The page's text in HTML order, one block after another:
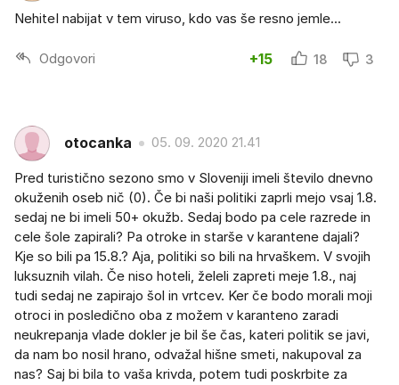
NehiteI nabijat v tem viruso, kdo vas še resno jemle...
Odgovori +15 18 3
otocanka 05. 09. 2020 21.41
Pred turistično sezono smo v Sloveniji imeli število dnevno
okuženih oseb nič (0). Če bi naši politiki zaprli mejo vsaj 1.8.
sedaj ne bi imeli 50+ okužb. Sedaj bodo pa cele razrede in
cele šole zapirali? Pa otroke in starše v karantene dajali?
Kje so bili pa 15.8.? Aja, politiki so bili na hrvaškem. V svojih
luksuznih vilah. Če niso hoteli, želeli zapreti meje 1.8., naj
tudi sedaj ne zapirajo šol in vrtcev. Ker če bodo morali moji
otroci in posledično oba z možem v karanteno zaradi
neukrepanja vlade dokler je bil še čas, kateri politik se javi,
da nam bo nosil hrano, odvažal hišne smeti, nakupoval za
nas? Saj bi bila to vaša krivda, potem tudi poskrbite za